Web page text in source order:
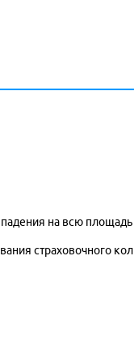
на всю
страховочного